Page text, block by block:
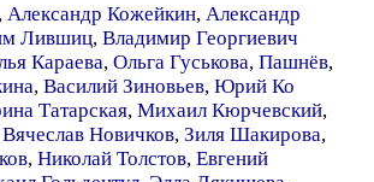
, Александр Кожейкин, Александр
Лившиц, Владимир Георгиевич
Караева, Ольга Гуськова, Пашнёв,
, Василий Зиновьев, Юрий Ко
Татарская, Михаил Кюрчевский,
Вячеслав Новичков, Зиля Шакирова,
, Николай Толстов, Евгений